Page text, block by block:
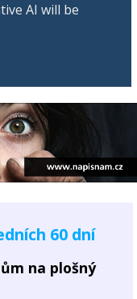
AI will be
60 dní
na plošný